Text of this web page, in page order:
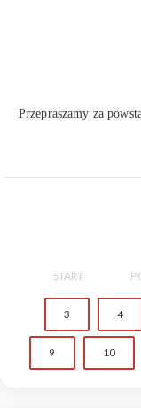
Przepraszamy za
START
3 4
9 10